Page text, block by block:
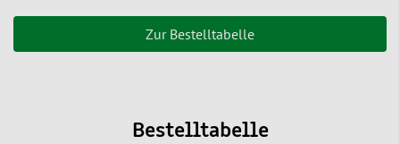
Zur Bestelltabelle
Bestelltabelle